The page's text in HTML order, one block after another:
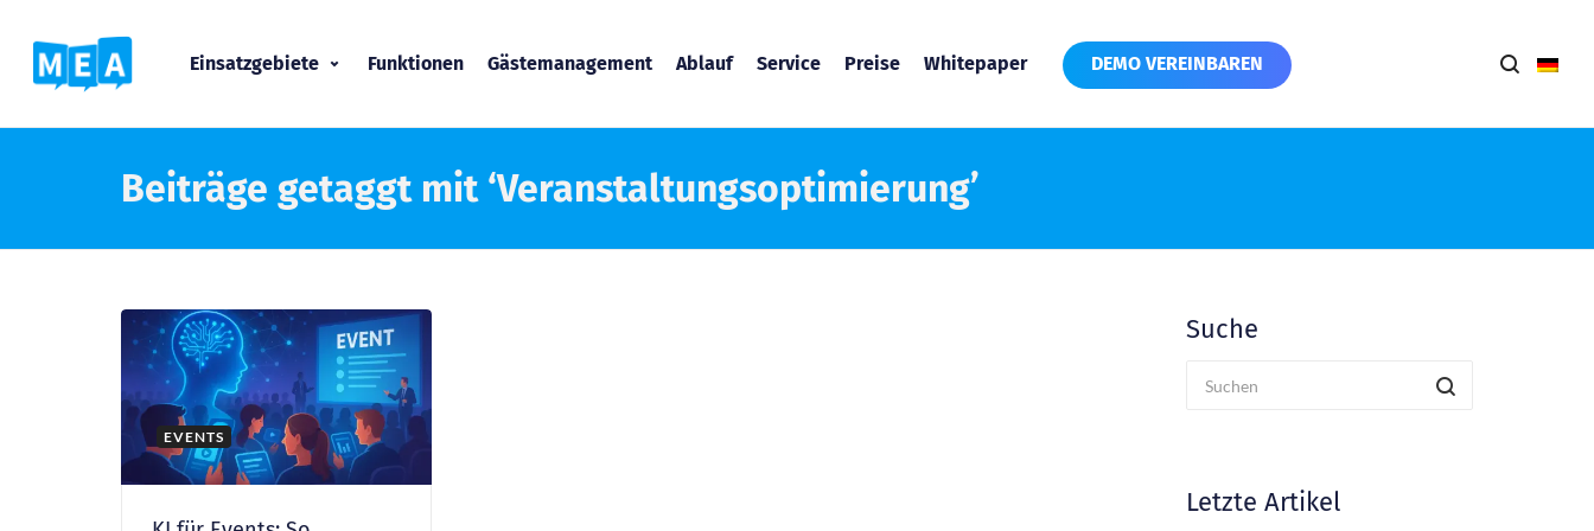
Einsatzgebiete Funktionen Gästemanagement Ablauf Service Preise Whitepaper DEMO VEREINBAREN
Beiträge getaggt mit ‘Veranstaltungsoptimierung’
EVENTS
Suche
Letzte Artikel